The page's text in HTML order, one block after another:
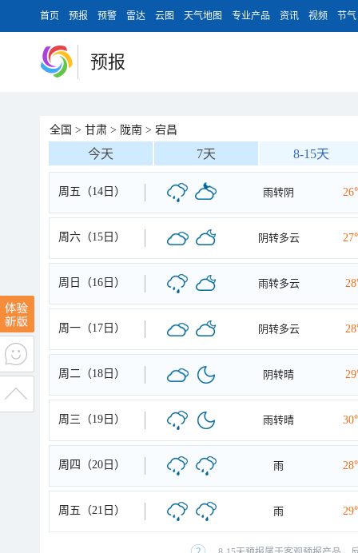
首页 预报 预警 雷达 云图 天气地图 专业产品 资讯 视频 节气
预报
全国 > 甘肃 > 陇南 > 宕昌
今天 7天 8-15天
周五（14日） 雨转阴
周六（15日） 阴转多云
周日（16日） 雨转多云
周一（17日） 阴转多云
周二（18日） 阴转晴
周三（19日） 雨转晴
周四（20日） 雨
周五（21日） 雨